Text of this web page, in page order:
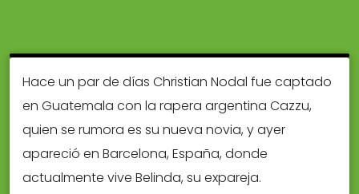
Hace un par de días Christian Nodal fue captado
en Guatemala con la rapera argentina Cazzu,
quien se rumora es su nueva novia, y ayer
apareció en Barcelona, España, donde
actualmente vive Belinda, su expareja.